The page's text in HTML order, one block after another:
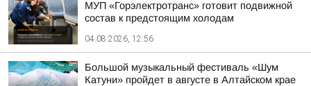
МУП «Горэлектротранс» готовит подвижной
состав к предстоящим холодам
04.08.2026, 12:56
Большой музыкальный фестиваль «Шум
Катуни» пройдет в августе в Алтайском крае